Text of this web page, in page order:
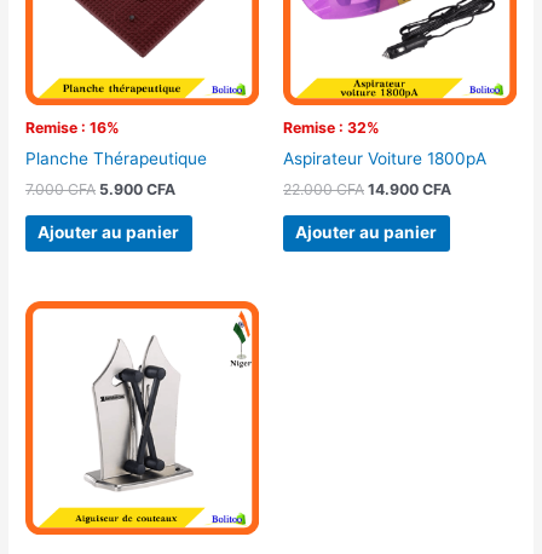
Remise : 16%
Planche Thérapeutique
7.000CFA 5.900CFA
Ajouter au panier
Remise : 32%
Aspirateur Voiture 1800pA
22.000CFA 14.900 CFA
Ajouter au panier